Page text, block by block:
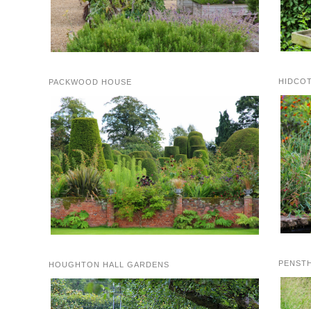
PACKWOOD HOUSE
HOUGHTON HALL GARDENS